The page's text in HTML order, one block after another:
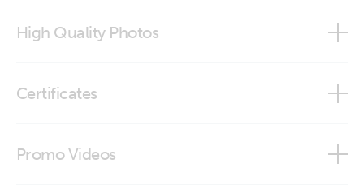
High Quality Photos
Skylla-I65 12V 70A 3 outputs (front-angle)
Certificates
Promo Videos